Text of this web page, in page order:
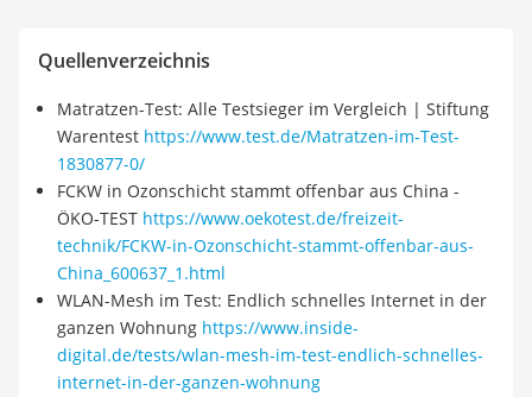
Quellenverzeichnis
Matratzen-Test: Alle Testsieger im Vergleich | Stiftung
Warentest https://www.test.de/Matratzen-im-Test-
1830877-0/
FCKW in Ozonschicht stammt offenbar aus China -
ÖKO-TEST https://www.oekotest.de/freizeit-
technik/FCKW-in-Ozonschicht-stammt-offenbar-aus-
China_600637_1.html
WLAN-Mesh im Test: Endlich schnelles Internet in der
ganzen Wohnung https://www.inside-
digital.de/tests/wlan-mesh-im-test-endlich-schnelles-
internet-in-der-ganzen-wohnung